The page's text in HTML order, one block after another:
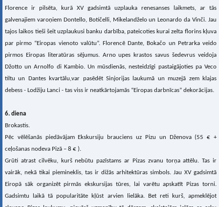
Florence ir pilsēta, kurā XV gadsimtā uzplauka renesanses laikmets, ar tās
galvenajiem varoņiem Dontello, Botičelli, Mikelandželo un Leonardo da Vinči. Jau
tajos laikos tieši šeit uzplaukusi banku darbība, pateicoties kurai zelta florins kļuva
par pirmo “Eiropas vienoto valūtu”. Florencē Dante, Bokačo un Petrarka veido
pirmos Eiropas literatūras sējumus. Arno upes krastos savus šedevrus veidoja
Džotto un Arnolfo di Kambio. Un mūsdienās, nesteidzīgi pastaigājoties pa Veco
tiltu un Dantes kvartālu,var pasēdēt Sinjorijas laukumā un muzejā zem klajas
debess - Lodžiju Lanci - tas viss ir neatkārtojamās “Eiropas darbnīcas” dekorācijas.
6. diena
Brokastis.
Pēc vēlēšanās piedāvājam Ekskursiju brauciens uz Pizu un Dženova (55 € +
ceļošanas nodeva Pizā – 8 € ).
Grūti atrast cilvēku, kurš nebūtu pazīstams ar Pizas zvanu torņa attēlu. Tas ir
vairāk, nekā tikai piemineklis, tas ir dižās arhitektūras simbols. Jau XV gadsimtā
Eiropā sāk organizēt pirmās ekskursijas tūres, lai varētu apskatīt Pizas torni.
Gadsimtu laikā tā popularitāte kļūst arvien lielāka. Bet reti kurš, apmeklējot